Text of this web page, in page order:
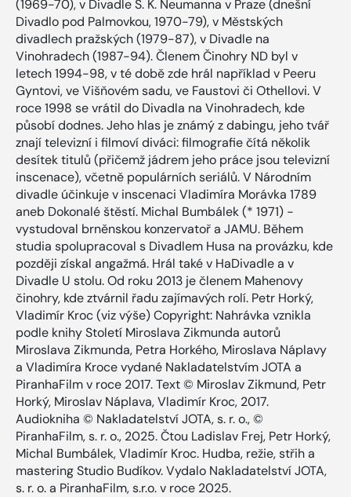
(1969-70), v Divadle S. K. Neumanna v Praze (dnešní
Divadlo pod Palmovkou, 1970-79), v Městských
divadlech pražských (1979-87), v Divadle na
Vinohradech (1987-94). Členem Činohry ND byl v
letech 1994-98, v té době zde hrál například v Peeru
Gyntovi, ve Višňovém sadu, ve Faustovi či Othellovi. V
roce 1998 se vrátil do Divadla na Vinohradech, kde
působí dodnes. Jeho hlas je známý z dabingu, jeho tvář
znají televizní i filmoví diváci: filmografie čítá několik
desítek titulů (přičemž jádrem jeho práce jsou televizní
inscenace), včetně populárních seriálů. V Národním
divadle účinkuje v inscenaci Vladimíra Morávka 1789
aneb Dokonalé štěstí. Michal Bumbálek (* 1971) -
vystudoval brněnskou konzervatoř a JAMU. Během
studia spolupracoval s Divadlem Husa na provázku, kde
později získal angažmá. Hrál také v HaDivadle a v
Divadle U stolu. Od roku 2013 je členem Mahenovy
činohry, kde ztvárnil řadu zajímavých rolí. Petr Horký,
Vladimír Kroc (viz výše) Copyright: Nahrávka vznikla
podle knihy Století Miroslava Zikmunda autorů
Miroslava Zikmunda, Petra Horkého, Miroslava Náplavy
a Vladimíra Kroce vydané Nakladatelstvím JOTA a
PiranhaFilm v roce 2017. Text © Miroslav Zikmund, Petr
Horký, Miroslav Náplava, Vladimír Kroc, 2017.
Audiokniha © Nakladatelství JOTA, s. r. o., ©
PiranhaFilm, s. r. o., 2025. Čtou Ladislav Frej, Petr Horký,
Michal Bumbálek, Vladimír Kroc. Hudba, režie, střih a
mastering Studio Budíkov. Vydalo Nakladatelství JOTA,
s. r. o. a PiranhaFilm, s.r.o. v roce 2025.